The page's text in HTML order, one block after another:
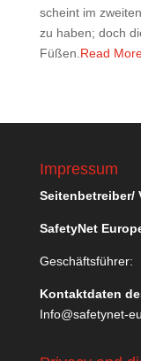
scheint im
zu haben; doch
Füßen. Read
Impressum
Seitenbetreiber/
SafetyNet
Geschäftsführer:
Kontaktdaten
Info@safetynet-